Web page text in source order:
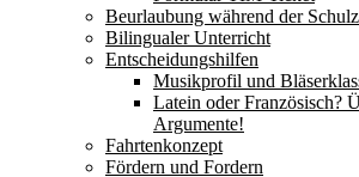
Beurlaubung während der
Bilingualer Unterricht
Entscheidungshilfen
Musikprofil und
Latein oder Französisch?
Argumente!
Fahrtenkonzept
Fördern und Fordern